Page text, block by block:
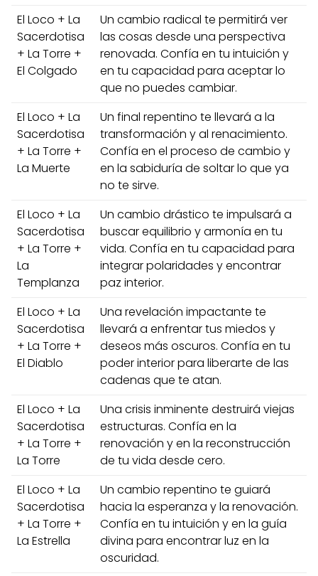
El Loco + La
Sacerdotisa
+ La Torre +
El Colgado
Un cambio radical te permitirá ver
las cosas desde una perspectiva
renovada. Confía en tu intuición y
en tu capacidad para aceptar lo
que no puedes cambiar.
El Loco + La
Sacerdotisa
+ La Torre +
La Muerte
Un final repentino te llevará a la
transformación y al renacimiento.
Confía en el proceso de cambio y
en la sabiduría de soltar lo que ya
no te sirve.
El Loco + La
Sacerdotisa
+ La Torre +
La
Templanza
Un cambio drástico te impulsará a
buscar equilibrio y armonía en tu
vida. Confía en tu capacidad para
integrar polaridades y encontrar
paz interior.
El Loco + La
Sacerdotisa
+ La Torre +
El Diablo
Una revelación impactante te
llevará a enfrentar tus miedos y
deseos más oscuros. Confía en tu
poder interior para liberarte de las
cadenas que te atan.
El Loco + La
Sacerdotisa
+ La Torre +
La Torre
Una crisis inminente destruirá viejas
estructuras. Confía en la
renovación y en la reconstrucción
de tu vida desde cero.
El Loco + La
Sacerdotisa
+ La Torre +
La Estrella
Un cambio repentino te guiará
hacia la esperanza y la renovación.
Confía en tu intuición y en la guía
divina para encontrar luz en la
oscuridad.